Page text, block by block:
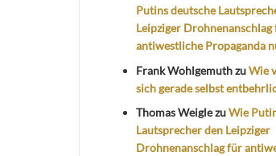
Putins deutsche
Leipziger Drohnenanschlag
antiwestliche Propaganda
Frank WohlgemuthzuWie
sich gerade selbst
Thomas WeiglezuWie
Lautsprecher den Leipziger
Drohnenanschlag für